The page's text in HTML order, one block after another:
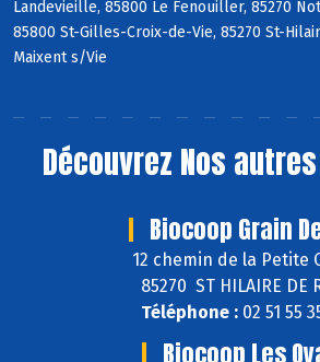
Landevieille, 85800 Le Fenouiller, 85270
85800 St-Gilles-Croix-de-Vie, 85270 St-
Maixent s/Vie
Découvrez Nos
Biocoop Grain
12 chemin de la Petite
85270 ST HILAIRE DE
Téléphone : 02 51 55
Biocoop Les